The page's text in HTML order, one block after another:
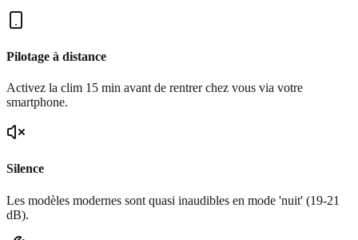
Pilotage à distance
Activez la clim 15 min avant de rentrer chez vous via votre
smartphone.
Silence
Les modèles modernes sont quasi inaudibles en mode 'nuit' (19-21
dB).